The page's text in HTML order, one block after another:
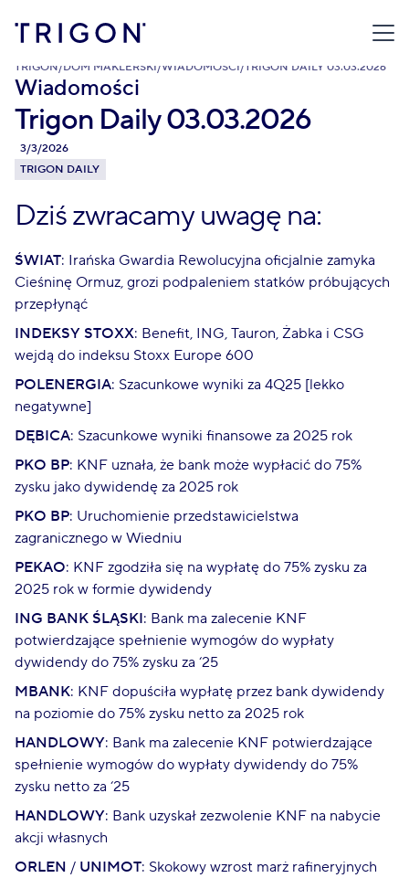
TRIGON/DOM MAKLERSKI/WIADOMOŚCI/ TRIGON DAILY 03.03.2026
Wiadomości
Trigon Daily 03.03.2026
3/3/2026
TRIGON DAILY
Dziś zwracamy uwagę na:
ŚWIAT: Irańska Gwardia Rewolucyjna oficjalnie zamyka
Cieśninę Ormuz, grozi podpaleniem statków próbujących
przepłynąć
INDEKSY STOXX: Benefit, ING, Tauron, Żabka i CSG
wejdą do indeksu Stoxx Europe 600
POLENERGIA: Szacunkowe wyniki za 4Q25 [lekko
negatywne]
DĘBICA: Szacunkowe wyniki finansowe za 2025 rok
PKO BP: KNF uznała, że bank może wypłacić do 75%
zysku jako dywidendę za 2025 rok
PKO BP: Uruchomienie przedstawicielstwa
zagranicznego w Wiedniu
PEKAO: KNF zgodziła się na wypłatę do 75% zysku za
2025 rok w formie dywidendy
ING BANK ŚLĄSKI: Bank ma zalecenie KNF
potwierdzające spełnienie wymogów do wypłaty
dywidendy do 75% zysku za ‘25
MBANK: KNF dopuściła wypłatę przez bank dywidendy
na poziomie do 75% zysku netto za 2025 rok
HANDLOWY: Bank ma zalecenie KNF potwierdzające
spełnienie wymogów do wypłaty dywidendy do 75%
zysku netto za ‘25
HANDLOWY: Bank uzyskał zezwolenie KNF na nabycie
akcji własnych
ORLEN / UNIMOT: Skokowy wzrost marż rafineryjnych